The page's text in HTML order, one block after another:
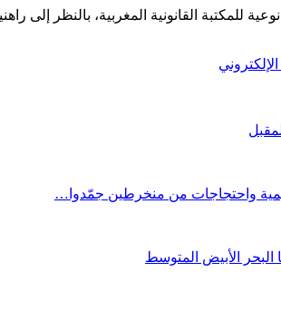
للمكتبة القانونية المغربية، بالنظر إلى
الإلكتروني
واحتجاجات من منخرطين جمّدوا…